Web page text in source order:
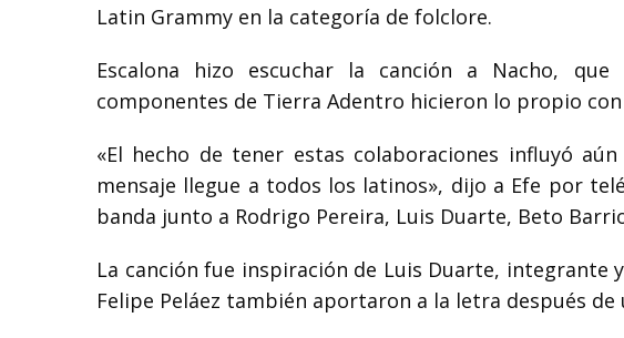
Latin Grammy en la categoría de folclore.
Escalona hizo escuchar la canción a Nacho,
componentes de Tierra Adentro hicieron lo propio
«El hecho de tener estas colaboraciones influyó
mensaje llegue a todos los latinos», dijo a Efe por
banda junto a Rodrigo Pereira, Luis Duarte, Beto
La canción fue inspiración de Luis Duarte,
Felipe Peláez también aportaron a la letra después